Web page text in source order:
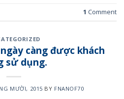
1 Comment
càng được khách
sử dụng.
MƯỜI, 2015 BY FNANOF70